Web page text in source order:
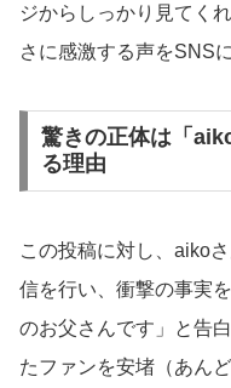
ジからしっかり見てく
さに感激する声をSNS
驚きの正体は「
る理由
この投稿に対し、aiko
信を行い、衝撃の事実
のお父さんです」と告
たファンを安堵（あん